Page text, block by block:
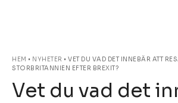
Skip
content
HEM • NYHETER • VET DU VAD DET INNEBÄR ATT
STORBRITANNIEN EFTER BREXIT?
Vet du vad det